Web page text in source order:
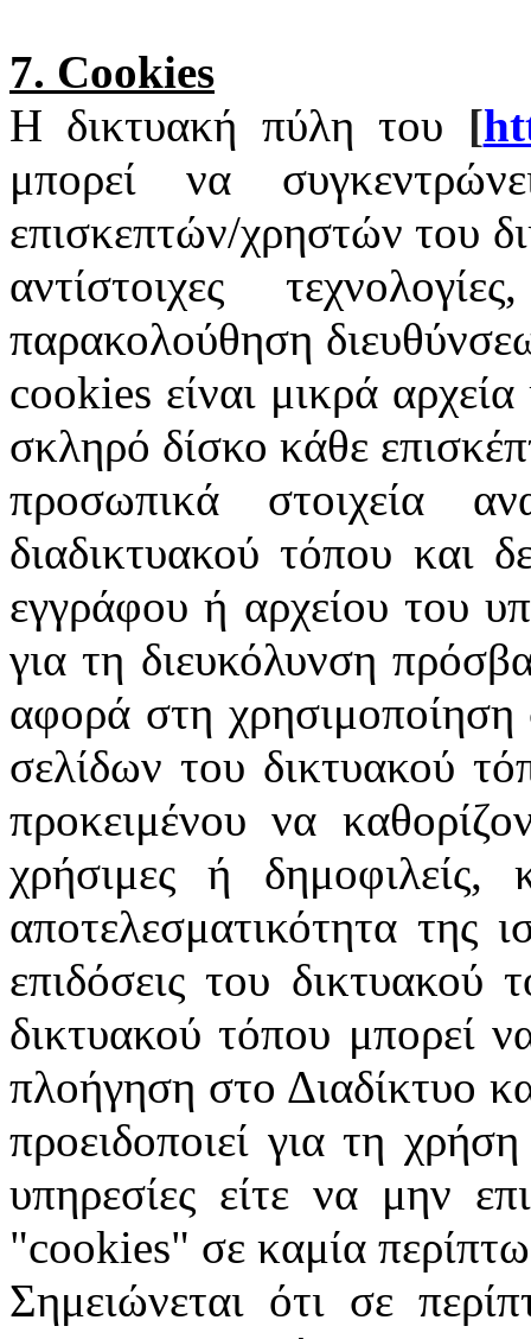
7. Cookies
Η δικτυακή πύλη του [
μπορεί να
επισκεπτών/χρηστών του
αντίστοιχες
παρακολούθηση
cookies είναι μικρά
σκληρό δίσκο κάθε
προσωπικά στοιχεία
διαδικτυακού τόπου και
εγγράφου ή αρχείου του
για τη διευκόλυνση
αφορά στη
σελίδων του δικτυακού
προκειμένου να
χρήσιμες ή
αποτελεσματικότητα της
επιδόσεις του δικτυακού
δικτυακού τόπου μπορεί
πλοήγηση στο Διαδίκτυο
προειδοποιεί για τη
υπηρεσίες είτε να μην
"cookies" σε καμία
Σημειώνεται ότι σε